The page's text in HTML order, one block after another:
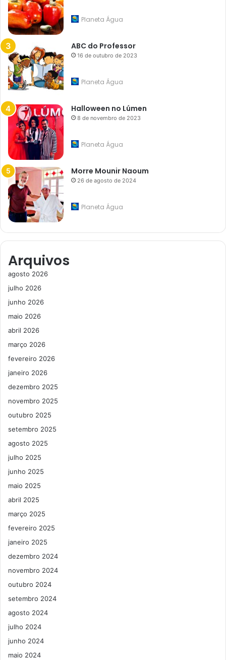
Planeta Água
ABC do Professor
16 de outubro de 2023
Planeta Água
Halloween no Lúmen
8 de novembro de 2023
Planeta Água
Morre Mounir Naoum
26 de agosto de 2024
Planeta Água
Arquivos
agosto 2026
julho 2026
junho 2026
maio 2026
abril 2026
março 2026
fevereiro 2026
janeiro 2026
dezembro 2025
novembro 2025
outubro 2025
setembro 2025
agosto 2025
julho 2025
junho 2025
maio 2025
abril 2025
março 2025
fevereiro 2025
janeiro 2025
dezembro 2024
novembro 2024
outubro 2024
setembro 2024
agosto 2024
julho 2024
junho 2024
maio 2024